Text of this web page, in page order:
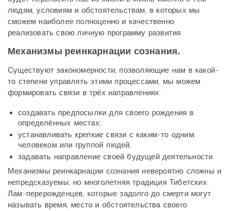
людям, условиям и обстоятельствам, в которых мы
сможем наиболее полноценно и качественно
реализовать свою личную программу развития.
Механизмы реинкарнации сознания.
Существуют закономерности, позволяющие нам в какой-
то степени управлять этими процессами, мы можем
формировать связи в трёх направлениях:
создавать предпосылки для своего рождения в
определённых местах;
устанавливать крепкие связи с каким-то одним
человеком или группой людей;
задавать направление своей будущей деятельности.
Механизмы реинкарнации сознания невероятно сложны и
непредсказуемы, но многолетняя традиция Тибетских
Лам-перерожденцев, которые задолго до смерти могут
называть время, место и обстоятельства своего